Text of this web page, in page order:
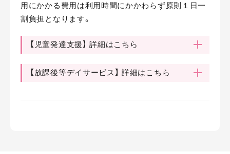
用にかかる費用は利用時間にかかわらず原則１日一
割負担となります。
【児童発達支援】 詳細はこちら
【放課後等デイサービス】 詳細はこちら